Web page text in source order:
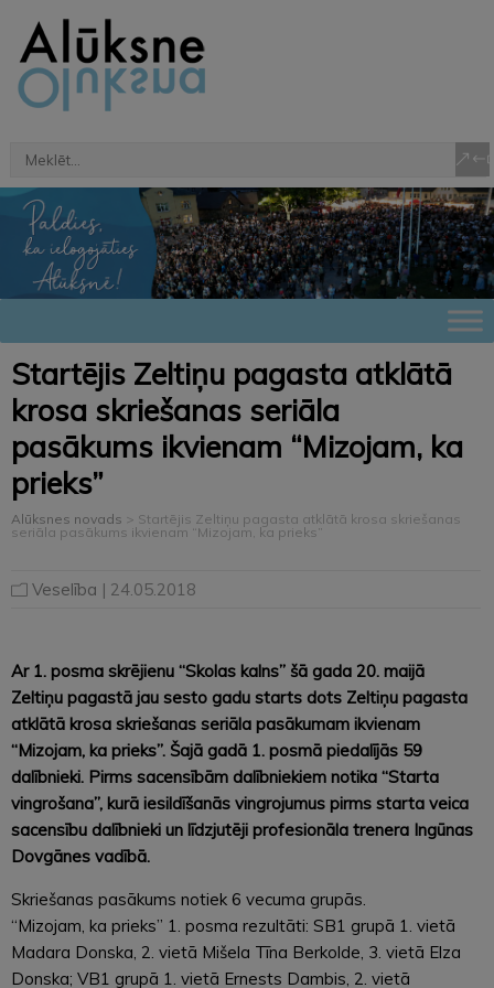
Startējis Zeltiņu pagasta atklātā
krosa skriešanas seriāla
pasākums ikvienam “Mizojam, ka
prieks”
Alūksnes novads > Startējis Zeltiņu pagasta atklātā krosa skriešanas
seriāla pasākums ikvienam “Mizojam, ka prieks”
Veselība | 24.05.2018
Ar 1. posma skrējienu “Skolas kalns” šā gada 20. maijā
Zeltiņu pagastā jau sesto gadu starts dots Zeltiņu pagasta
atklātā krosa skriešanas seriāla pasākumam ikvienam
“Mizojam, ka prieks”. Šajā gadā 1. posmā piedalījās 59
dalībnieki. Pirms sacensībām dalībniekiem notika “Starta
vingrošana”, kurā iesildīšanās vingrojumus pirms starta veica
sacensību dalībnieki un līdzjutēji profesionāla trenera Ingūnas
Dovgānes vadībā.
Skriešanas pasākums notiek 6 vecuma grupās.
“Mizojam, ka prieks” 1. posma rezultāti: SB1 grupā 1. vietā
Madara Donska, 2. vietā Mišela Tīna Berkolde, 3. vietā Elza
Donska; VB1 grupā 1. vietā Ernests Dambis, 2. vietā